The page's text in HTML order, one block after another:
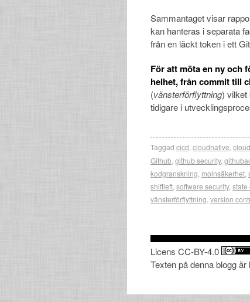
Sammantaget visar
kan hanteras i separata
från en läckt token i ett
För att möta en ny och
helhet, från commit till
(vänsterförflyttning) vilket
tidigare i
Taggad cicd cloudnative
Github github security,
kodgranskning molnsäkerhet
shiftleft software security, state
vänsterförflyttning version
Licens CC-BY-4.0
Texten på denna blogg